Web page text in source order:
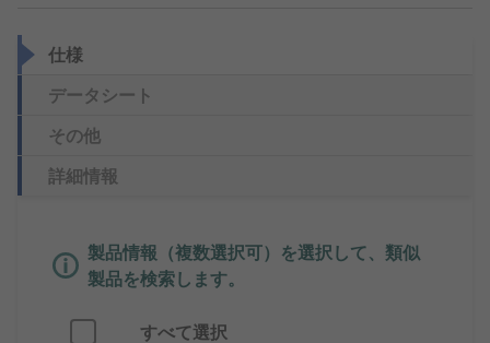
仕様
データシート
その他
詳細情報
製品情報（複数選択可）を選択して、類似
製品を検索します。
すべて選択